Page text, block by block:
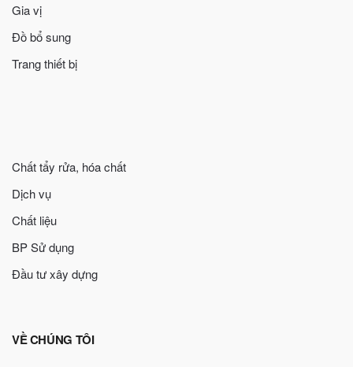
Gia vị
Đồ bổ sung
Trang thiết bị
Chất tẩy rửa, hóa chất
Dịch vụ
Chất liệu
BP Sử dụng
Đầu tư xây dựng
VỀ CHÚNG TÔI